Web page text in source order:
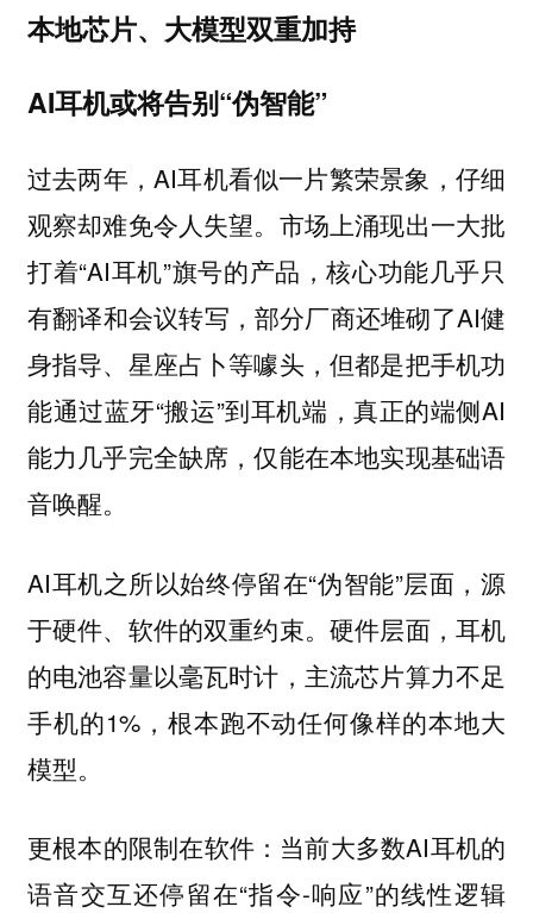
本地芯片、大模型双重加持
AI耳机或将告别“伪智能”
过去两年，AI耳机看似一片繁荣景象，仔细
观察却难免令人失望。市场上涌现出一大批
打着“AI耳机”旗号的产品，核心功能几乎只
有翻译和会议转写，部分厂商还堆砌了AI健
身指导、星座占卜等噱头，但都是把手机功
能通过蓝牙“搬运”到耳机端，真正的端侧AI
能力几乎完全缺席，仅能在本地实现基础语
音唤醒。
AI耳机之所以始终停留在“伪智能”层面，源
于硬件、软件的双重约束。硬件层面，耳机
的电池容量以毫瓦时计，主流芯片算力不足
手机的1%，根本跑不动任何像样的本地大
模型。
更根本的限制在软件：当前大多数AI耳机的
语音交互还停留在“指令-响应”的线性逻辑